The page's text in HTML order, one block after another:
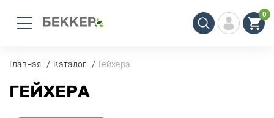
0
Главная Каталог Гейхера
ГЕЙХЕРА